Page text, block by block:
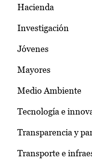
Hacienda
Investigación
Jóvenes
Mayores
Medio Ambiente
Tecnología e
Transparencia y
Transporte e